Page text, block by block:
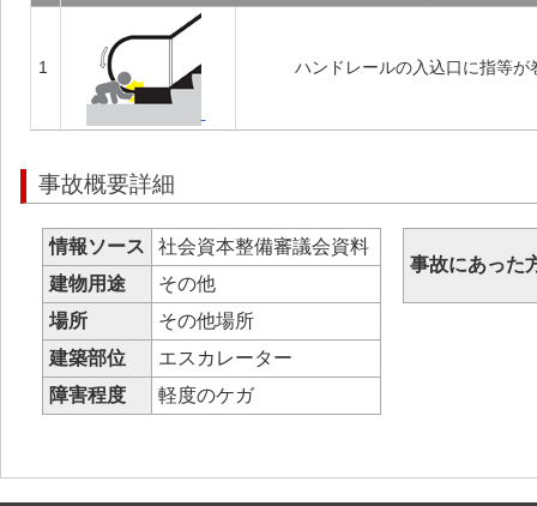
1 ハンドレールの入込口に指等
事故概要詳細
情報ソース
社会資本整備審議会資料
建物用途
その他
場所
その他場所
建築部位
エスカレーター
障害程度
軽度のケガ
事故にあった